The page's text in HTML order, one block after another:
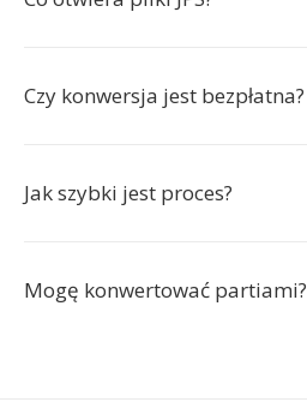
Czy konwersja jest bezpłatna?
Jak szybki jest proces?
Mogę konwertować partiami?